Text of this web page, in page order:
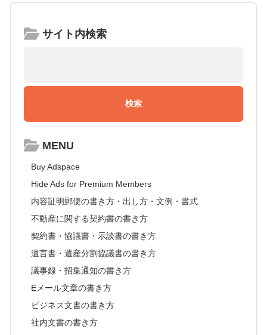
サイト内検索
MENU
Buy Adspace
Hide Ads for Premium Members
内容証明郵便の書き方・出し方・文例・書式
不動産に関する契約書の書き方
契約書・協議書・示談書の書き方
遺言書・遺産分割協議書の書き方
議事録・招集通知の書き方
Eメール文章の書き方
ビジネス文書の書き方
社内文書の書き方